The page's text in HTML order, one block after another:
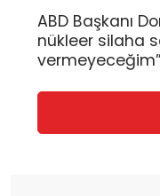
ABD Başkanı
nükleer silaha